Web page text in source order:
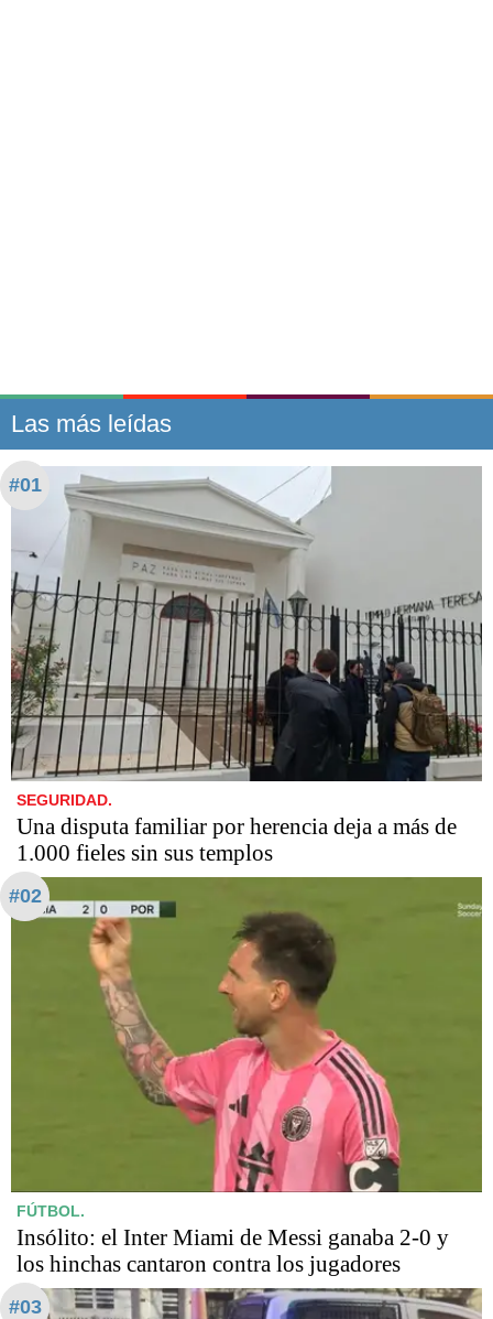
Las más leídas
#01
SEGURIDAD.
Una disputa familiar por herencia deja a más de
1.000 fieles sin sus templos
#02
FÚTBOL.
Insólito: el Inter Miami de Messi ganaba 2-0 y
los hinchas cantaron contra los jugadores
#03